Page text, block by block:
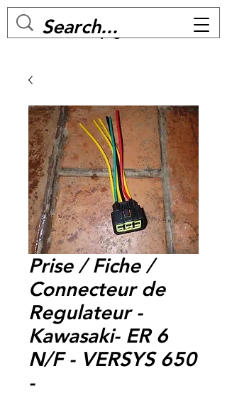
MC BIKE Perpignan
Prise / Fiche /
Connecteur de
Regulateur -
Kawasaki- ER 6
N/F - VERSYS 650
-